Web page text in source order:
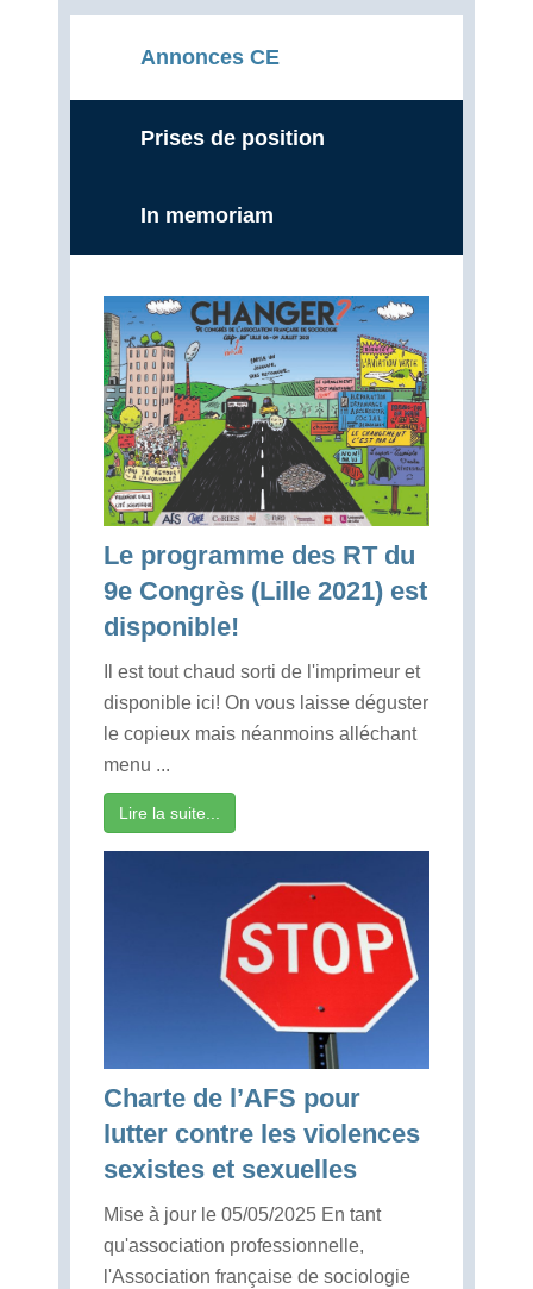
Annonces CE
Prises de position
In memoriam
Le programme des RT du
9e Congrès (Lille 2021) est
disponible!
Il est tout chaud sorti de l'imprimeur et
disponible ici! On vous laisse déguster
le copieux mais néanmoins alléchant
menu ...
Lire la suite...
Charte de l’AFS pour
lutter contre les violences
sexistes et sexuelles
Mise à jour le 05/05/2025 En tant
qu'association professionnelle,
l'Association française de sociologie